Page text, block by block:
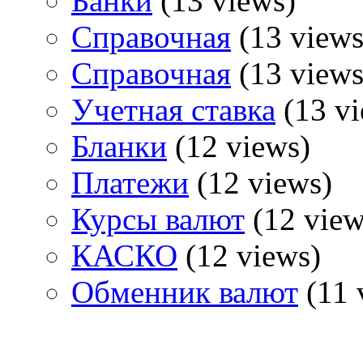
Справочная (13
Справочная (13
Учетная ставка (13
Бланки (12 views)
Платежи (12 views)
Курсы валют (12
КАСКО (12 views)
Обменник валют (11